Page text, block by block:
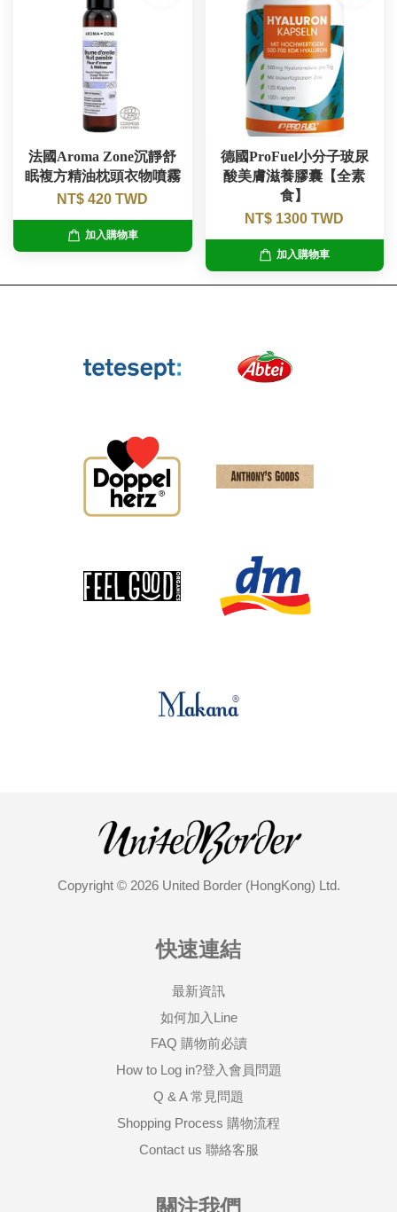
法國Aroma Zone沉靜舒
眠複方精油枕頭衣物噴霧
NT$ 420 TWD
加入購物車
德國ProFuel小分子玻尿
酸美膚滋養膠囊【全素
食】
NT$ 1300 TWD
加入購物車
Copyright © 2026 United Border (HongKong) Ltd.
快速連結
最新資訊
如何加入Line
FAQ 購物前必讀
How to Log in?登入會員問題
Q & A 常見問題
Shopping Process 購物流程
Contact us 聯絡客服